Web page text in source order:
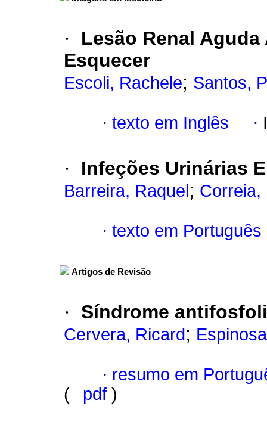
·
Lesão Renal Aguda
Esquecer
Escoli, Rachele; Santos,
· texto em Inglês ·
· Infeções Urinárias
Barreira, Raquel ; Correia,
· texto em Português
Artigos de Revisão
· Síndrome
Cervera, Ricard ;
· resumo em
(
pdf )